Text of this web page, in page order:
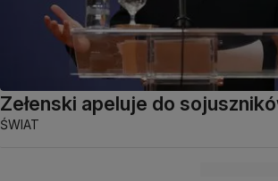
Zełenski apeluje do
ŚWIAT